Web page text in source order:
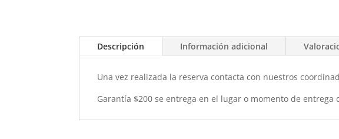
Descripción Información adicional
Una vez realizada la reserva contacta con nuestros
Garantía $200 se entrega en el lugar o momento de entrega